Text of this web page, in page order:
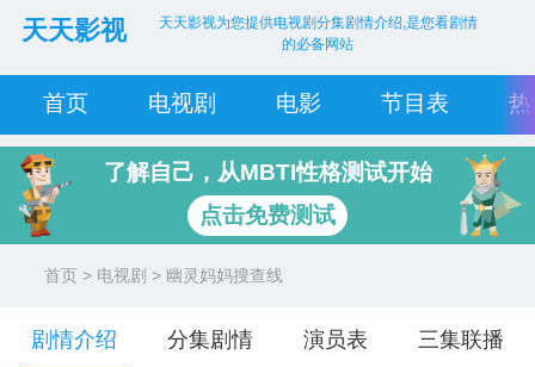
天天影视
天天影视为您提供电视剧分集剧情介绍,是您看剧情
的必备网站
首页 电视剧 电影 节目表
了解自己，从MBTI性格测试开始
点击免费测试
首页 > 电视剧 > 幽灵妈妈搜查线
剧情介绍 分集剧情 演员表 三集联播